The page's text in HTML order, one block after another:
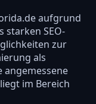
aufgrund
starken SEO-
zur
als
angemessene
im Bereich